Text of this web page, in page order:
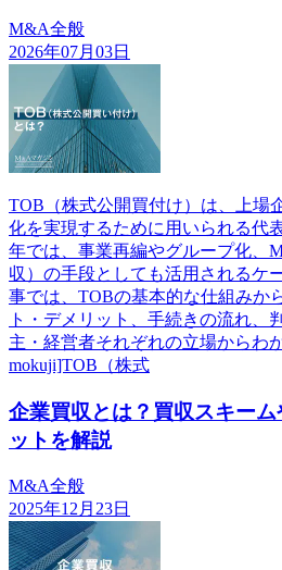
M&A全般
2026年07月03日
TOB（株式公開買付け）は、上場
化を実現するために用いられる代
年では、事業再編やグループ化、
収）の手段としても活用されるケ
事では、TOBの基本的な仕組みか
ト・デメリット、手続きの流れ、
主・経営者それぞれの立場からわ
mokuji]TOB（株式
企業買収とは？買収スキー
ットを解説
M&A全般
2025年12月23日